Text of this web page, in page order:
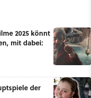
2025 könnt
mit dabei:
der